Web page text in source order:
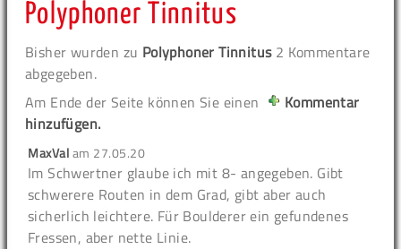
Polyphoner Tinnitus
Bisher wurden zu Polyphoner Tinnitus2 Kommentare
abgegeben.
Am Ende der Seite können Sie einen
Kommentar
hinzufügen.
MaxValam 27.05.20
Im Schwertner glaube ich mit 8- angegeben. Gibt
schwerere Routen in dem Grad, gibt aber auch
sicherlich leichtere. Für Boulderer ein gefundenes
Fressen, aber nette Linie.